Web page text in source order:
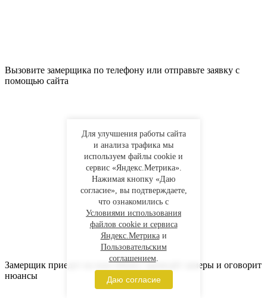
Вызовите замерщика по телефону или отправьте заявку с
помощью сайта
Замерщик приедет на ваш объект, проведёт замеры и оговорит
нюансы
Для улучшения работы сайта
и анализа трафика мы
используем файлы cookie и
сервис «Яндекс.Метрика».
Нажимая кнопку «Даю
согласие», вы подтверждаете,
что ознакомились с
Условиями использования
файлов cookie и сервиса
Яндекс.Метрикаи
Пользовательским
соглашением.
Даю согласие